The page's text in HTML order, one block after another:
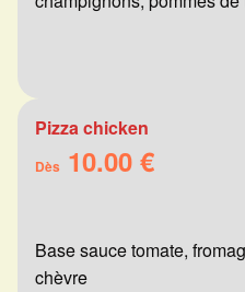
Pizza chicken
Dès 10.00 €
Base sauce tomate,
chèvre